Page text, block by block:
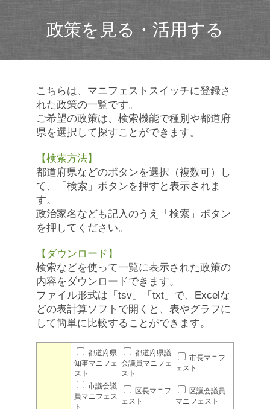
政策を見る・活用する
こちらは、マニフェストスイッチに登録さ
れた政策の一覧です。
ご希望の政策は、検索機能で種別や都道府
県を選択して探すことができます。
【検索方法】
都道府県などのボタンを選択（複数可）し
て、「検索」ボタンを押すと表示されま
す。
政治家名なども記入のうえ「検索」ボタン
を押してください。
【ダウンロード】
検索などを使って一覧に表示された政策の
内容をダウンロードできます。
ファイル形式は「tsv」「txt」で、Excelな
どの表計算ソフトで開くと、表やグラフに
して簡単に比較することができます。
都道府県
知事マニフェ
スト
都道府県議
会議員マニフェ
スト
市長マニフ
ェスト
市議会議
員マニフェス
ト
区長マニフ
ェスト
区議会議員
マニフェスト